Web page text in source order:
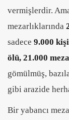
vermişlerdir.
mezarlıklarında
sadece 9.000
ölü, 21.000
gömülmüş,
gibi arazide
Bir yabancı